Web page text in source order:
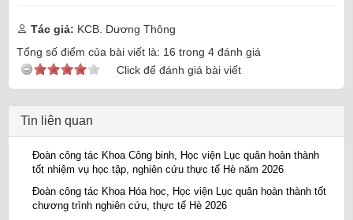
Tác giả: KCB. Dương Thông
Tổng số điểm của bài viết là: 16 trong 4 đánh giá
Click để đánh giá bài viết
Tin liên quan
Đoàn công tác Khoa Công binh, Học viện Lục quân hoàn thành
tốt nhiệm vụ học tập, nghiên cứu thực tế Hè năm 2026
Đoàn công tác Khoa Hóa học, Học viện Lục quân hoàn thành tốt
chương trình nghiên cứu, thực tế Hè 2026